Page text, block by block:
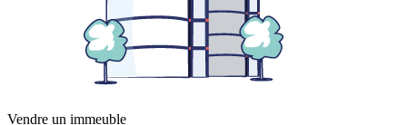
Vendre un immeuble